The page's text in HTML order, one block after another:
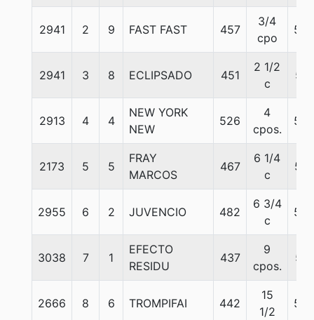
2941 2 9 FAST FAST 457
3/4
cpo
50
2941 3 8 ECLIPSADO 451
2 1/2
c
51
2913 4 4
NEW YORK
NEW
526
4
cpos.
56
2173 5 5
FRAY
MARCOS
467
6 1/4
c
57
2955 6 2 JUVENCIO 482
6 3/4
c
52
3038 7 1
EFECTO
RESIDU
437
9
cpos.
51
2666 8 6 TROMPIFAI 442
15
1/2
55